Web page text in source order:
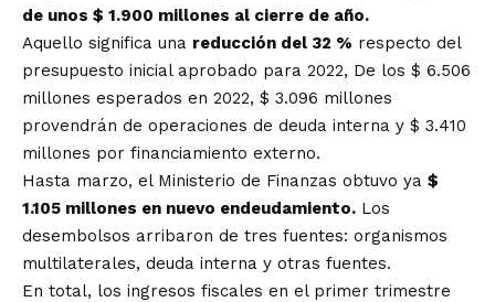
de unos $ 1.900 millones al cierre de año.
Aquello significa una reducción del 32 % respecto del
presupuesto inicial aprobado para 2022, De los $ 6.506
millones esperados en 2022, $ 3.096 millones
provendrán de operaciones de deuda interna y $ 3.410
millones por financiamiento externo.
Hasta marzo, el Ministerio de Finanzas obtuvo ya $
1.105 millones en nuevo endeudamiento. Los
desembolsos arribaron de tres fuentes: organismos
multilaterales, deuda interna y otras fuentes.
En total, los ingresos fiscales en el primer trimestre